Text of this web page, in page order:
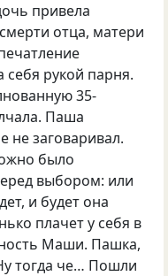
привела
отца, матери
рукой парня.
35-
Паша
не заговаривал.
было
выбором: или
и будет она
плачет у себя в
Маши. Пашка,
тогда че… Пошли